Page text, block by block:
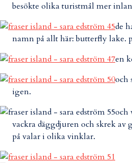
besökte olika turistmål mer
de
namn på allt här: butterfly lake.
en
och
igen.
och
vackra däggdjuren och skrek av
på valar i olika vinklar.